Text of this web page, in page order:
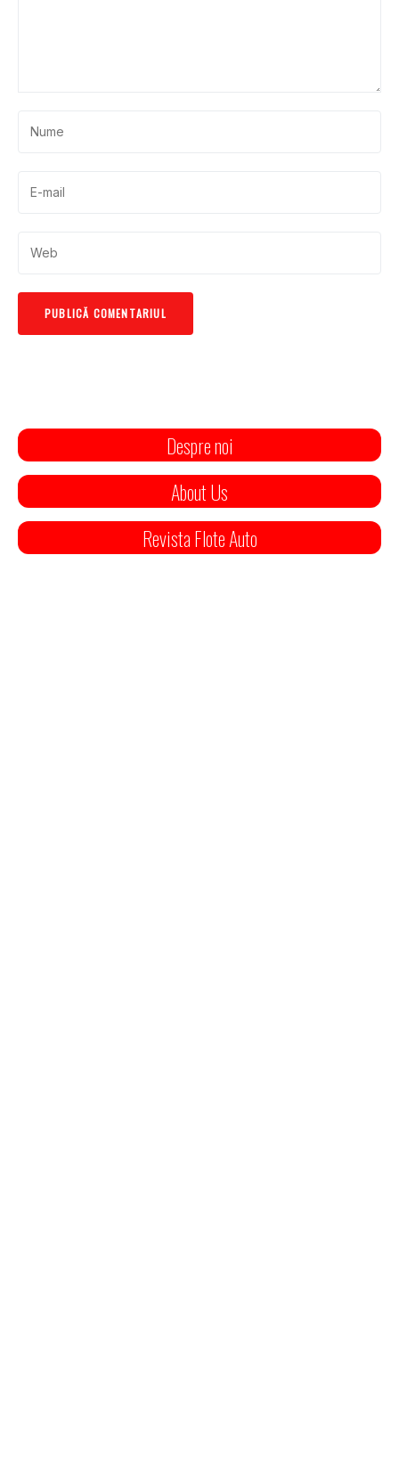
Despre noi
About Us
Revista Flote Auto